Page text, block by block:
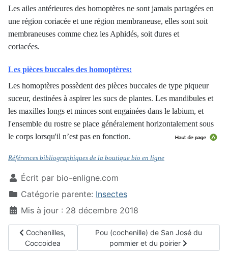
Les ailes antérieures des homoptères ne sont jamais partagées en
une région coriacée et une région membraneuse, elles sont soit
membraneuses comme chez les Aphidés, soit dures et
coriacées.
Les pièces buccales des homoptères:
Les homoptères possèdent des pièces buccales de type piqueur
suceur, destinées à aspirer les sucs de plantes. Les mandibules et
les maxilles longs et minces sont engainées dans le labium, et
l'ensemble du rostre se place généralement horizontalement sous
le corps lorsqu'il n’est pas en fonction.
Références bibliographiques de la boutique bio en ligne
Écrit par bio-enligne.com
Catégorie parente: Insectes
Mis à jour : 28 décembre 2018
Article précédent : Cochenilles, Coccoidea
Cochenilles,
Coccoidea
Article suivant : Pou (cochenille) de
Pou (cochenille) de San José du
pommier et du poirier